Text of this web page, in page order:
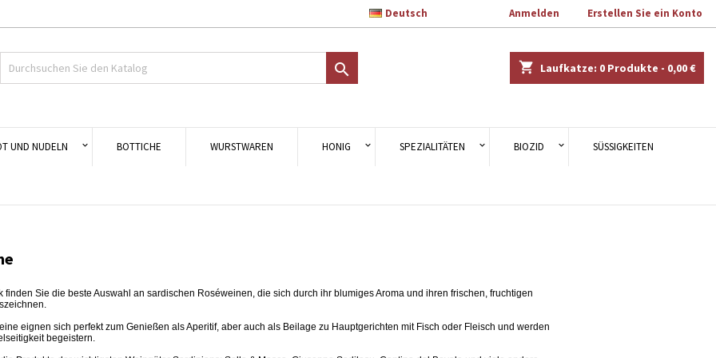
Anmelden Erstellen Sie ein Konto
Deutsch
shopping_cart Laufkatze: 0 Produkte - 0,00 €

UND NUDELN BOTTICHE WURSTWAREN HONIG SPEZIALITÄTEN BIOZID SÜSSIGKEITEN
finden Sie die beste Auswahl an sardischen Roséweinen, die sich durch ihr blumiges Aroma und ihren frischen, fruchtigen
eignen sich perfekt zum Genießen als Aperitif, aber auch als Beilage zu Hauptgerichten mit Fisch oder Fleisch und werden
begeistern.
meine Wunschliste
Crea nuova lista
erstellen
müssen angemeldet sein, um Artikel Ihrer Wunschliste hinzufügen zu können.